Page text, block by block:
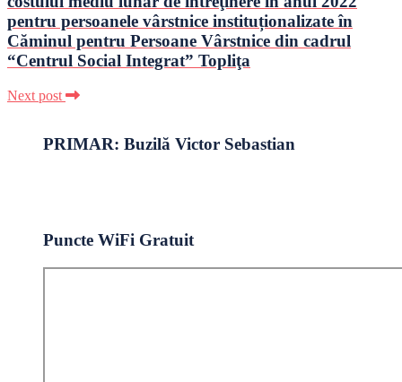
pentru persoanele vârstnice instituționalizate în
Căminul pentru Persoane Vârstnice din cadrul
“Centrul Social Integrat” Topliţa
Next post
PRIMAR: Buzilă Victor Sebastian
Puncte WiFi Gratuit